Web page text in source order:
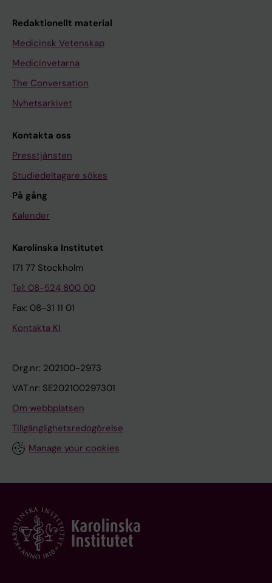
Redaktionellt material
Medicinsk Vetenskap
Medicinvetarna
The Conversation
Nyhetsarkivet
Kontakta oss
Presstjänsten
Studiedeltagare sökes
På gång
Kalender
Karolinska Institutet
171 77 Stockholm
Tel: 08-524 800 00
Fax: 08-31 11 01
Kontakta KI
Org.nr: 202100-2973
VAT.nr: SE202100297301
Om webbplatsen
Tillgänglighetsredogörelse
Manage your cookies